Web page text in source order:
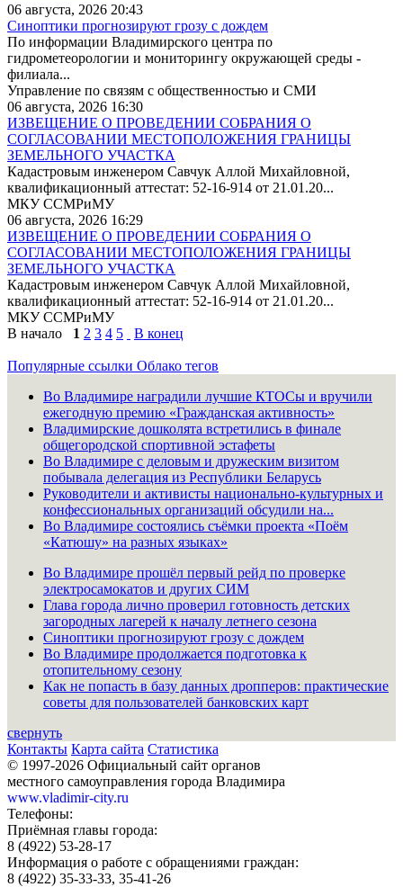
06 августа, 2026 20:43
Синоптики прогнозируют грозу с дождем
По информации Владимирского центра по
гидрометеорологии и мониторингу окружающей среды -
филиала...
Управление по связям с общественностью и СМИ
06 августа, 2026 16:30
ИЗВЕЩЕНИЕ О ПРОВЕДЕНИИ СОБРАНИЯ О
СОГЛАСОВАНИИ МЕСТОПОЛОЖЕНИЯ ГРАНИЦЫ
ЗЕМЕЛЬНОГО УЧАСТКА
Кадастровым инженером Савчук Аллой Михайловной,
квалификационный аттестат: 52-16-914 от 21.01.20...
МКУ ССМРиМУ
06 августа, 2026 16:29
ИЗВЕЩЕНИЕ О ПРОВЕДЕНИИ СОБРАНИЯ О
СОГЛАСОВАНИИ МЕСТОПОЛОЖЕНИЯ ГРАНИЦЫ
ЗЕМЕЛЬНОГО УЧАСТКА
Кадастровым инженером Савчук Аллой Михайловной,
квалификационный аттестат: 52-16-914 от 21.01.20...
МКУ ССМРиМУ
В начало
1 2 3 4 5 В конец
Популярные ссылки Облако тегов
Во Владимире наградили лучшие КТОСы и вручили
ежегодную премию «Гражданская активность»
Владимирские дошколята встретились в финале
общегородской спортивной эстафеты
Во Владимире с деловым и дружеским визитом
побывала делегация из Республики Беларусь
Руководители и активисты национально-культурных и
конфессиональных организаций обсудили на...
Во Владимире состоялись съёмки проекта «Поём
«Катюшу» на разных языках»
Во Владимире прошёл первый рейд по проверке
электросамокатов и других СИМ
Глава города лично проверил готовность детских
загородных лагерей к началу летнего сезона
Синоптики прогнозируют грозу с дождем
Во Владимире продолжается подготовка к
отопительному сезону
Как не попасть в базу данных дропперов: практические
советы для пользователей банковских карт
свернуть
Контакты Карта сайта Статистика
© 1997-2026 Официальный сайт органов
местного самоуправления города Владимира
www.vladimir-city.ru
Телефоны:
Приёмная главы города:
8 (4922) 53-28-17
Информация о работе с обращениями граждан:
8 (4922) 35-33-33, 35-41-26